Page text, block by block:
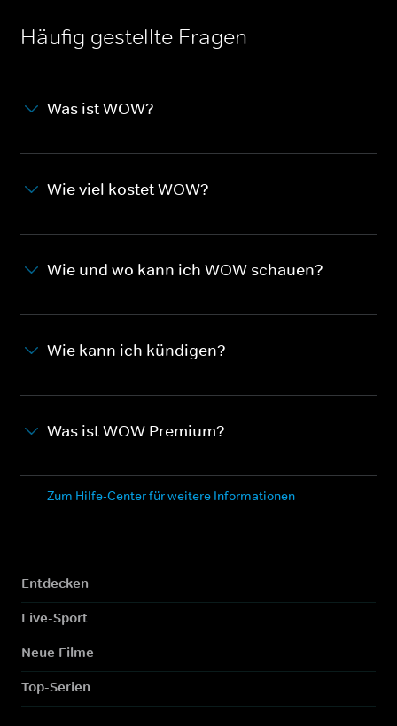
Häufig gestellte Fragen
Was ist WOW?
Wie viel kostet WOW?
Wie und wo kann ich WOW schauen?
Wie kann ich kündigen?
Was ist WOW Premium?
Zum Hilfe-Center für weitere Informationen
Entdecken
Live-Sport
Neue Filme
Top-Serien